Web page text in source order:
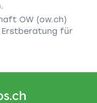
OW (ow.ch)
für